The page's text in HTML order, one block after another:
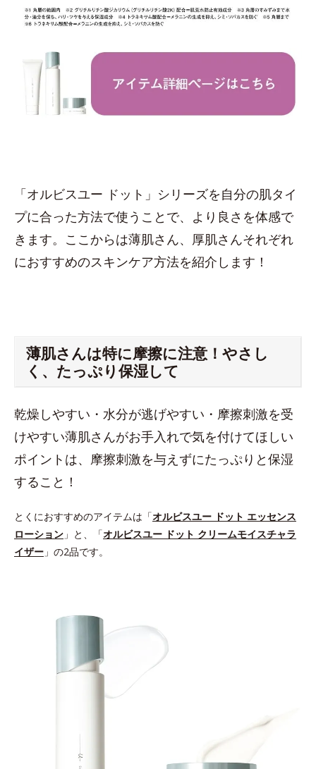
「オルビスユー ドット」シリーズを自分の肌タイ
プに合った方法で使うことで、より良さを体感で
きます。ここからは薄肌さん、厚肌さんそれぞれ
におすすめのスキンケア方法を紹介します！
薄肌さんは特に摩擦に注意！やさし
く、たっぷり保湿して
乾燥しやすい・水分が逃げやすい・摩擦刺激を受
けやすい薄肌さんがお手入れで気を付けてほしい
ポイントは、摩擦刺激を与えずにたっぷりと保湿
すること！
とくにおすすめのアイテムは「オルビスユー ドット エッセンス
ローション 」と、「オルビスユー ドット クリームモイスチャラ
イザー 」の2品です。